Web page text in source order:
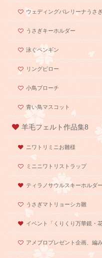
ウェディングバレリーナうさ
うさぎキーホルダー
泳ぐペンギン
リングピロー
小鳥ブローチ
青い鳥マスコット
羊毛フェルト作品集8
ニワトリミニお雛様
ミニニワトリストラップ
ティラノサウルスキーホルダー
うさぎマトリョーシカ雛
イベント「くりくり万華鏡・
アメブロプレゼント企画、編